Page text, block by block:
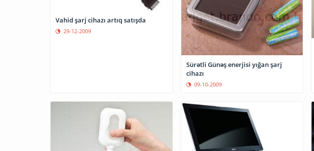
Vahid şarj cihazı artıq satışda
29-12-2009
Sürətli Günəş enerjisi yığan şarj
cihazı
09-10-2009